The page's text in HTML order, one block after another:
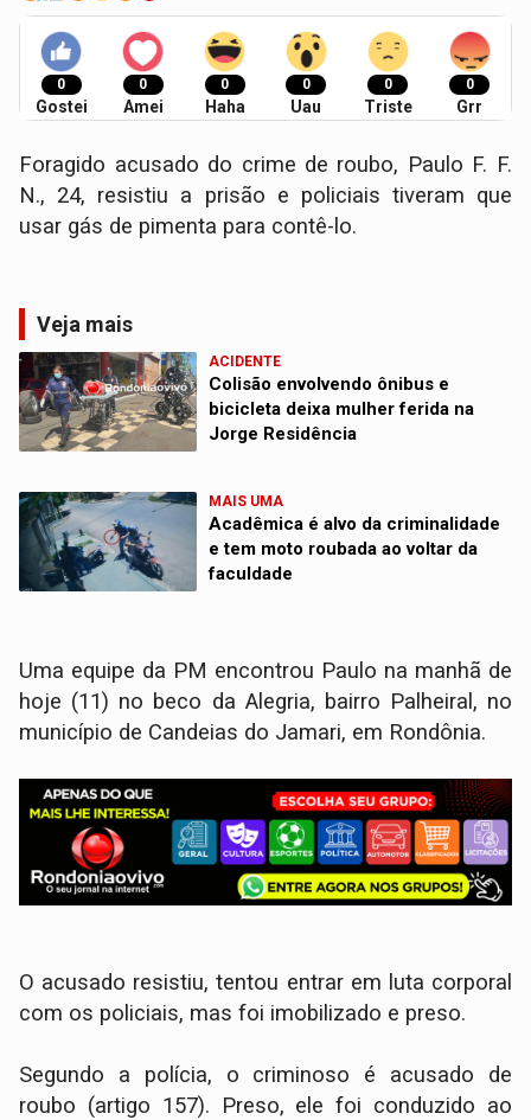
0
Gostei
0
Amei
0
Haha
0
Uau
0
Triste
0
Grr
Foragido acusado do crime de roubo, Paulo F. F.
N., 24, resistiu a prisão e policiais tiveram que
usar gás de pimenta para contê-lo.
Veja mais
ACIDENTE
Colisão envolvendo ônibus e
bicicleta deixa mulher ferida na
Jorge Residência
MAIS UMA
Acadêmica é alvo da criminalidade
e tem moto roubada ao voltar da
faculdade
Uma equipe da PM encontrou Paulo na manhã de
hoje (11) no beco da Alegria, bairro Palheiral, no
município de Candeias do Jamari, em Rondônia.
O acusado resistiu, tentou entrar em luta corporal
com os policiais, mas foi imobilizado e preso.
Segundo a polícia, o criminoso é acusado de
roubo (artigo 157). Preso, ele foi conduzido ao